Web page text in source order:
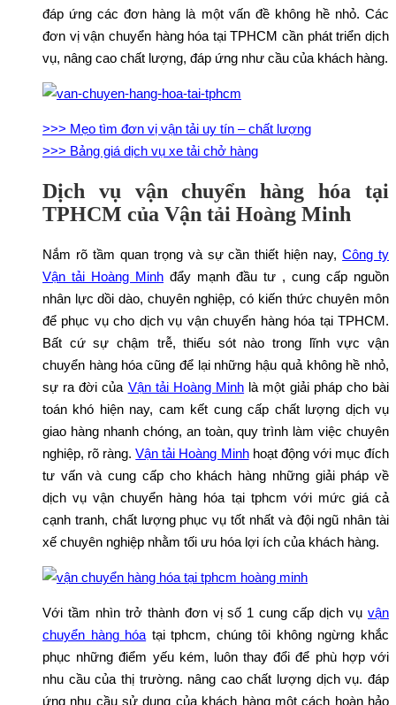
đáp ứng các đơn hàng là một vấn đề không hề nhỏ. Các
đơn vị vận chuyển hàng hóa tại TPHCM cần phát triển dịch
vụ, nâng cao chất lượng, đáp ứng như cầu của khách hàng.
>>> Mẹo tìm đơn vị vận tải uy tín – chất lượng
>>> Bảng giá dịch vụ xe tải chở hàng
Dịch vụ vận chuyển hàng hóa tại
TPHCM của Vận tải Hoàng Minh
Nắm rõ tầm quan trọng và sự cần thiết hiện nay,Công ty
Vận tải Hoàng Minh đẩy mạnh đầu tư , cung cấp nguồn
nhân lực dồi dào, chuyên nghiệp, có kiến thức chuyên môn
để phục vụ cho dịch vụ vận chuyển hàng hóa tại TPHCM.
Bất cứ sự chậm trễ, thiếu sót nào trong lĩnh vực vận
chuyển hàng hóa cũng để lại những hậu quả không hề nhỏ,
sự ra đời của Vận tải Hoàng Minh là một giải pháp cho bài
toán khó hiện nay, cam kết cung cấp chất lượng dịch vụ
giao hàng nhanh chóng, an toàn, quy trình làm việc chuyên
nghiệp, rõ ràng.Vận tải Hoàng Minhhoạt động với mục đích
tư vấn và cung cấp cho khách hàng những giải pháp về
dịch vụ vận chuyển hàng hóa tại tphcm với mức giá cả
cạnh tranh, chất lượng phục vụ tốt nhất và đội ngũ nhân tài
xế chuyên nghiệp nhằm tối ưu hóa lợi ích của khách hàng.
Với tầm nhìn trở thành đơn vị số 1 cung cấp dịch vụ vận
chuyển hàng hóa tại tphcm, chúng tôi không ngừng khắc
phục những điểm yếu kém, luôn thay đổi để phù hợp với
nhu cầu của thị trường. nâng cao chất lượng dịch vụ. đáp
ứng nhu cầu sử dụng của khách hàng một cách hoàn hảo